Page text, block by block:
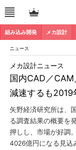
組み込み開発 メカ設計
ニュース
国内CAD／
減速するも
メカ設計ニュース
矢野経済研究所は、
る調査結果の概要を
押しし、市場が好調
4026億円になる見込